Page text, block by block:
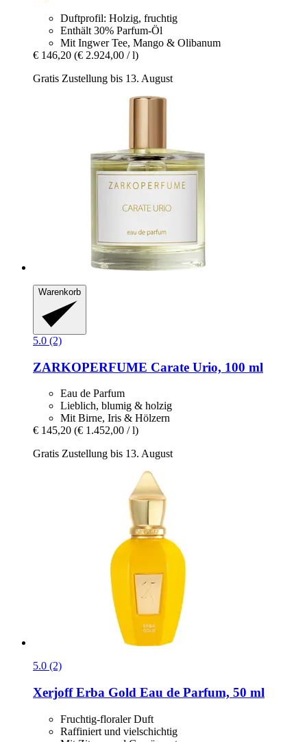
Duftprofil: Holzig, fruchtig
Enthält 30% Parfum-Öl
Mit Ingwer Tee, Mango & Olibanum
€ 146,20 (€ 2.924,00 / l)
Gratis Zustellung bis 13. August
Warenkorb
5.0 (2)
ZARKOPERFUME Carate Urio, 100 ml
Eau de Parfum
Lieblich, blumig & holzig
Mit Birne, Iris & Hölzern
€ 145,20 (€ 1.452,00 / l)
Gratis Zustellung bis 13. August
5.0 (2)
XerjoffErba Gold Eau de Parfum, 50 ml
Fruchtig-floraler Duft
Raffiniert und vielschichtig